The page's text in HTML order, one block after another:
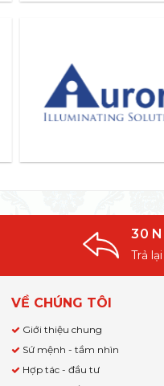
30
Trả
VỀ CHÚNG TÔI
Giới thiệu chung
Sứ mệnh - tầm nhìn
Hợp tác - đầu tư